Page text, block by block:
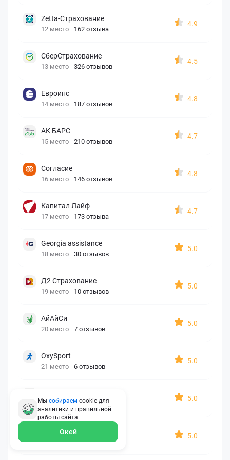
Zetta-Страхование
12 место 162 отзыва
4.9
СберСтрахование
13 место 326 отзывов
4.5
Евроинс
14 место 187 отзывов
4.8
АК БАРС
15 место 210 отзывов
4.7
Согласие
16 место 146 отзывов
4.8
Капитал Лайф
17 место 173 отзыва
4.7
Georgia assistance
18 место 30 отзывов
5.0
Д2 Страхование
19 место 10 отзывов
5.0
АйАйСи
20 место 7 отзывов
5.0
OxySport
21 место 6 отзывов
5.0
22 место 2 отзыва
5.0
Oxy Travel Premium
23 место 1 отзыв
5.0
Мы собираем cookie для
аналитики и правильной
работы сайта
Окей